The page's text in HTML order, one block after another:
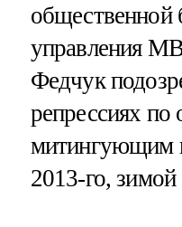
общественной
управления
Федчук
репрессиях
митингующим
2013-го, зимой